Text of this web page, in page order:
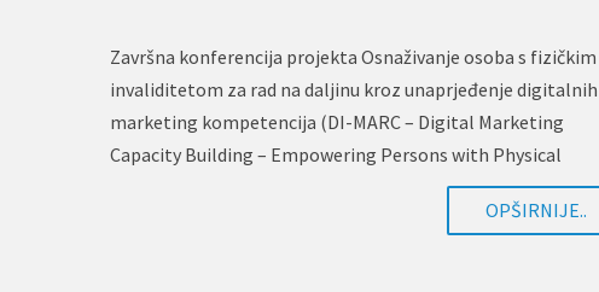
Završna konferencija projekta Osnaživanje osoba s fizičkim
invaliditetom za rad na daljinu kroz unaprjeđenje digitalnih
marketing kompetencija (DI-MARC – Digital Marketing
Capacity Building – Empowering Persons with Physical
OPŠIRNIJE..